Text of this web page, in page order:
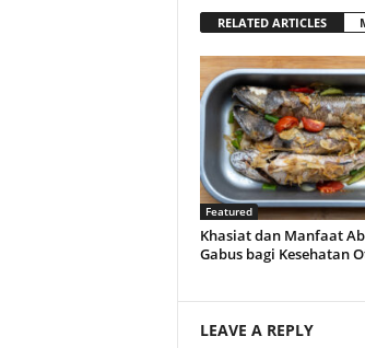
RELATED ARTICLES
Featured
Khasiat dan Manfaat
Gabus bagi Kesehatan
LEAVE A REPLY